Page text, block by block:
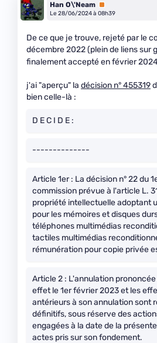
Han O\'Neam Premium
Le 28/06/2024 à 08h39
De ce que je trouve, rejeté par le
décembre 2022 (plein de liens sur
finalement accepté en février
j'ai "aperçu" la décision n° 455319
bien celle-là :
D E C I D E :
--------------
Article 1er : La décision n° 22 du
commission prévue à l'article L.
propriété intellectuelle adoptant
pour les mémoires et disques
téléphones multimédias
tactiles multimédias
rémunération pour copie privée
Article 2 : L'annulation
effet le 1er février 2023 et les
antérieurs à son annulation sont
définitifs, sous réserve des
engagées à la date de la
actes pris sur son fondement.